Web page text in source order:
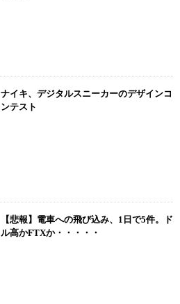
ナイキ、デジタルスニーカーのデザインコ
ンテスト
【悲報】電車への飛び込み、1日で5件。ド
ル高かFTXか・・・・・